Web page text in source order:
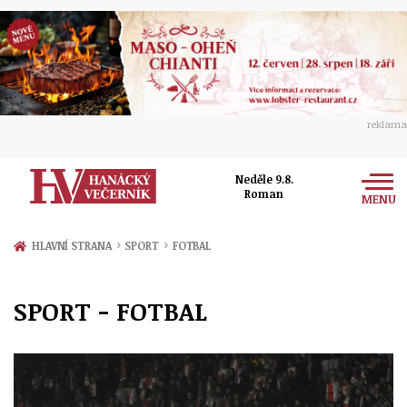
reklama
Neděle 9.8.
Roman
MENU
Zprávy
Přerov
Politika
Ekonomika
Kultura
Společnost
Ženy
Sport
HLAVNÍ STRANA › SPORT › FOTBAL
SPORT - FOTBAL